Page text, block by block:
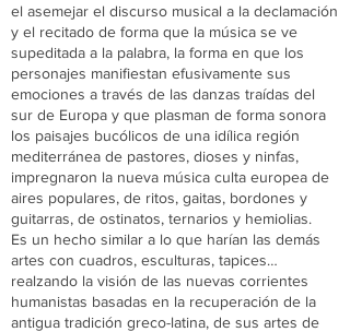
el asemejar el discurso musical a la declamación
y el recitado de forma que la música se ve
supeditada a la palabra, la forma en que los
personajes manifiestan efusivamente sus
emociones a través de las danzas traídas del
sur de Europa y que plasman de forma sonora
los paisajes bucólicos de una idílica región
mediterránea de pastores, dioses y ninfas,
impregnaron la nueva música culta europea de
aires populares, de ritos, gaitas, bordones y
guitarras, de ostinatos, ternarios y hemiolias.
Es un hecho similar a lo que harían las demás
artes con cuadros, esculturas, tapices…
realzando la visión de las nuevas corrientes
humanistas basadas en la recuperación de la
antigua tradición greco-latina, de sus artes de